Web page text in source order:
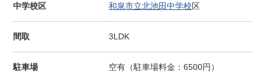
中学校区 和泉市立北池田中学校区
間取 3LDK
駐車場 空有（駐車場料金：6500円）